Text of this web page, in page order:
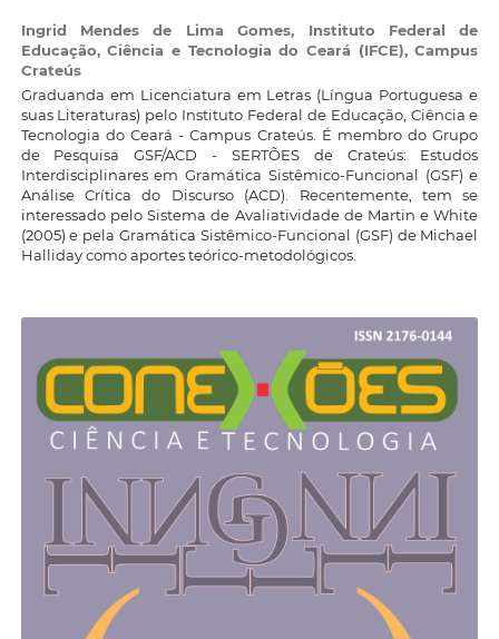
Ingrid Mendes de Lima Gomes, Instituto Federal de
Educação, Ciência e Tecnologia do Ceará (IFCE), Campus
Crateús
Graduanda em Licenciatura em Letras (Língua Portuguesa e
suas Literaturas) pelo Instituto Federal de Educação, Ciência e
Tecnologia do Ceará - Campus Crateús. É membro do Grupo
de Pesquisa GSF/ACD - SERTÕES de Crateús: Estudos
Interdisciplinares em Gramática Sistêmico-Funcional (GSF) e
Análise Crítica do Discurso (ACD). Recentemente, tem se
interessado pelo Sistema de Avaliatividade de Martin e White
(2005) e pela Gramática Sistêmico-Funcional (GSF) de Michael
Halliday como aportes teórico-metodológicos.